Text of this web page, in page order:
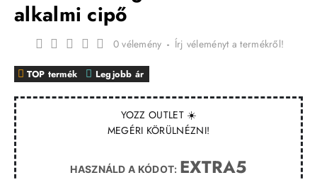
alkalmi cipő
YOZZ OUTLET ☀️
MEGÉRI KÖRÜLNÉZNI!
HASZNÁLD A KÓDOT: EXTRA5
TOP termék Legjobb ár
0 vélemény - Írj véleményt a termékről!